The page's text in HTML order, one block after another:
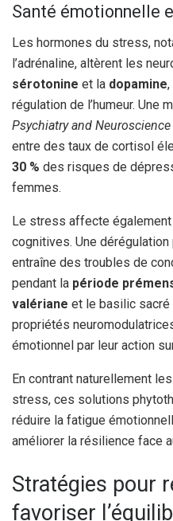
Santé émotionnelle
Les hormones du stress,
l’adrénaline, altèrent les
sérotonine et la dopamine
régulation de l’humeur. Une
Psychiatry and Neuroscience
entre des taux de cortisol
30 % des risques de
femmes.
Le stress affecte
cognitives. Une dérégulation
entraîne des troubles de
pendant la période
valériane et le basilic
propriétés
émotionnel par leur action
En contrant naturellement
stress, ces solutions
réduire la fatigue
améliorer la résilience face
Stratégies pour
favoriser